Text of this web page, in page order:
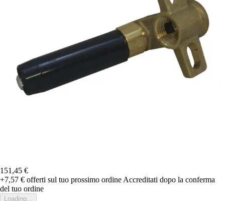
151,45 €
+7,57 € offerti sul tuo prossimo ordine Accreditati dopo la conferma
del tuo ordine
Loading...